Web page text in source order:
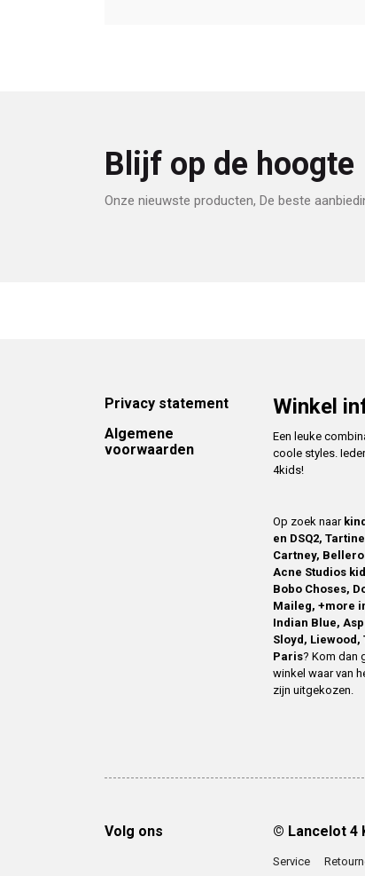
Blijf op de hoogte
Onze nieuwste producten, De beste
Footer
Privacy statement
Algemene
voorwaarden
Winkel
Een leuke
coole styles.
4kids!
Op zoek naar
en DSQ2,
Cartney,
Acne Studios
Bobo Choses,
Maileg, +more
Indian Blue,
Sloyd, Liewood,
Paris? Kom dan
winkel waar van
zijn uitgekozen.
Volg ons © Lancelot 4
Service